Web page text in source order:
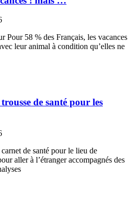
Pour 58 % des Français, les vacances
leur animal à condition qu’elles ne
de santé pour les
de santé pour le lieu de
aller à l’étranger accompagnés des